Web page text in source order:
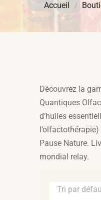
Accueil
Découvrez la
Quantiques
d’huiles
Pause Nature.
mondial relay.
Tri par